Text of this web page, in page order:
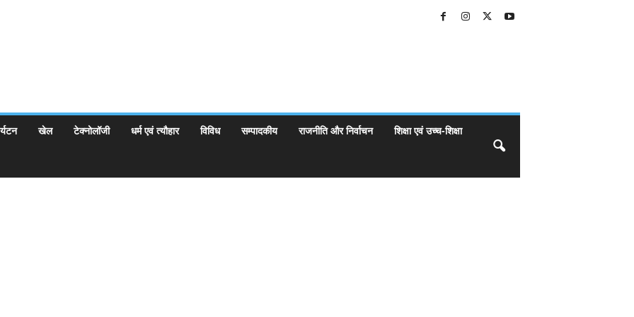
खेल टेक्नोलॉजी धर्म एवं त्यौहार विविध सम्पादकीय राजनीति और निर्वाचन शिक्षा एवं उच्च-शिक्षा